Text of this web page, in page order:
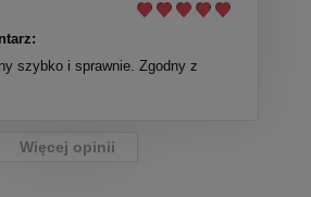
szybko i sprawnie. Zgodny z
Więcej opinii